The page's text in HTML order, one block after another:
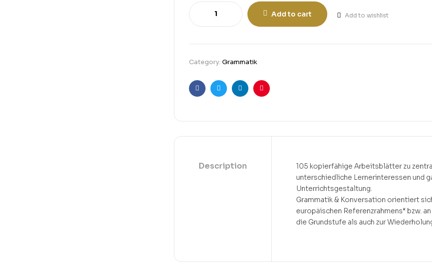
Add to cart Add to wishlist
Category: Grammatik
FacebookTwitterLinkedinPinterest
Description
105 kopierfähige Arbeitsblätter zu
unterschiedliche Lernerinteressen und
Unterrichtsgestaltung.
Grammatik & Konversation orientiert
europäischen Referenzrahmens“ bzw.
die Grundstufe als auch zur